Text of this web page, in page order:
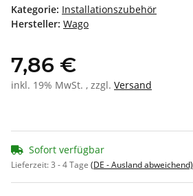
Kategorie: Installationszubehör
Hersteller: Wago
7,86 €
inkl. 19% MwSt. , zzgl. Versand
Sofort verfügbar
Lieferzeit:3 - 4 Tage (DE - Ausland abweichend)